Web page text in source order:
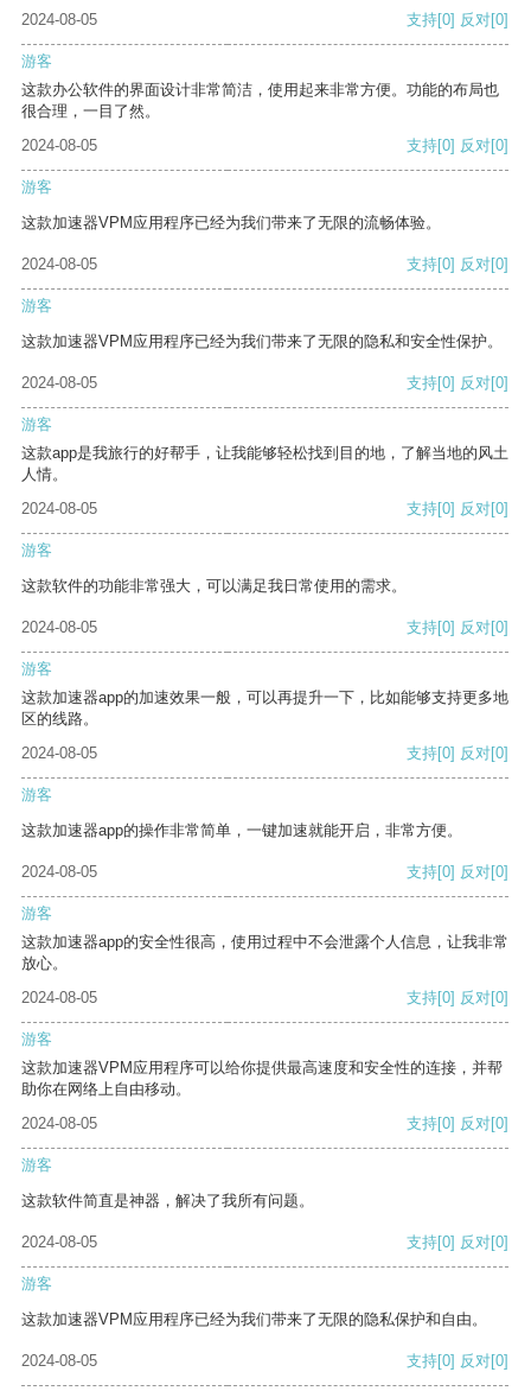
2024-08-05 支持[0] 反对[0]
游客
这款办公软件的界面设计非常简洁，使用起来非常方便。功能的布局也
很合理，一目了然。
2024-08-05
支持[0] 反对[0]
游客
这款加速器VPM应用程序已经为我们带来了无限的流畅体验。
2024-08-05 支持[0] 反对[0]
游客
这款加速器VPM应用程序已经为我们带来了无限的隐私和安全性保护。
2024-08-05 支持[0] 反对[0]
游客
这款app是我旅行的好帮手，让我能够轻松找到目的地，了解当地的风土
人情。
2024-08-05
支持[0] 反对[0]
游客
这款软件的功能非常强大，可以满足我日常使用的需求。
2024-08-05 支持[0] 反对[0]
游客
这款加速器app的加速效果一般，可以再提升一下，比如能够支持更多地
区的线路。
2024-08-05
支持[0] 反对[0]
游客
这款加速器app的操作非常简单，一键加速就能开启，非常方便。
2024-08-05 支持[0] 反对[0]
游客
这款加速器app的安全性很高，使用过程中不会泄露个人信息，让我非常
放心。
2024-08-05
支持[0] 反对[0]
游客
这款加速器VPM应用程序可以给你提供最高速度和安全性的连接，并帮
助你在网络上自由移动。
2024-08-05
支持[0] 反对[0]
游客
这款软件简直是神器，解决了我所有问题。
2024-08-05 支持[0] 反对[0]
游客
这款加速器VPM应用程序已经为我们带来了无限的隐私保护和自由。
2024-08-05 支持[0] 反对[0]